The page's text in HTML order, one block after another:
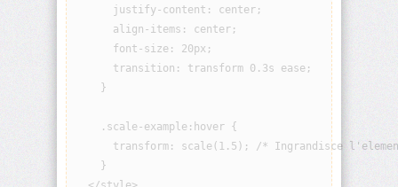
attachment
background-
blend-
mode
background-
clip
background-
      justify-content: center;
      align-items: center;
      font-size: 20px;
      transition: transform 0.3s ease;
    }
    .scale-example:hover {
transform: scale(1.5); /* Ingrandisce
    }